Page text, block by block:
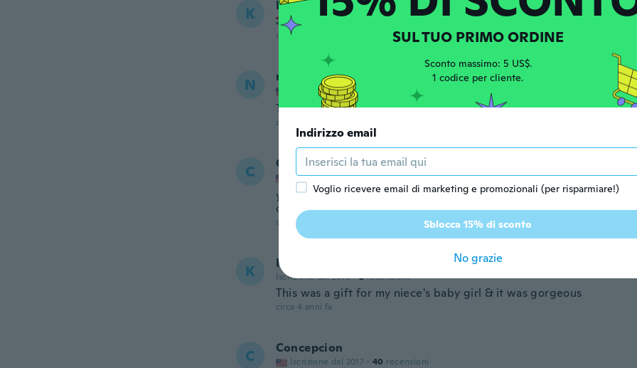
K Krisztina
Iscrizione dal 2022 ·
recensioni
circa 4 anni fa
N nancy
Iscrizione dal 2022 recensioni
To big and no T top
circa 4 anni fa
C Carol
Iscrizione dal 2022 · 2 recensioni · 1 caricamenti
you sent me two and I just wanted one, how can I get my money
one.
circa 4 anni fa
K Kerrie
Iscrizione dal 2018 · 2 recensioni
This was a gift for my niece's baby girl & it was gorgeous
circa 4 anni fa
C Concepcion
Iscrizione dal 2017 · 40 recensioni
SUL TUO PRIMO ORDINE
Sconto massimo: 5 US$.
1 codice per cliente.
Indirizzo email
Voglio ricevere email di marketing e promozionali (per risparmiare!)
Sblocca 15% di sconto
No grazie